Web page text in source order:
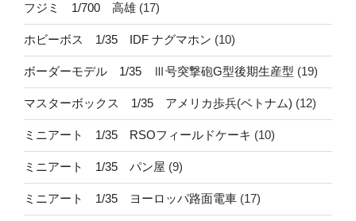
フジミ 1/700 高雄 (17)
ホビーボス 1/35 IDF ナグマホン (10)
ボーダーモデル 1/35 Ⅲ号突撃砲G型後期生産型 (19)
マスターボックス 1/35 アメリカ歩兵(ベトナム) (12)
ミニアート 1/35 RSOフィールドケーキ (10)
ミニアート 1/35 パン屋 (9)
ミニアート 1/35 ヨーロッパ路面電車 (17)